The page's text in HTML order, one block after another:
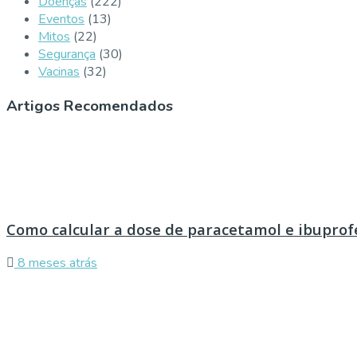
Eventos (13)
Mitos (22)
Segurança (30)
Vacinas (32)
Artigos Recomendados
Como calcular a dose de paracetamol e
8 meses atrás